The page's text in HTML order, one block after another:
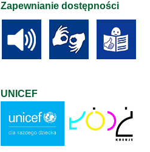
Zapewnianie dostępności
UNICEF